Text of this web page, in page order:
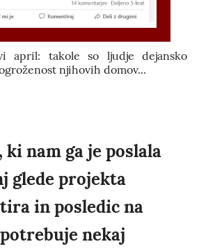
april: takole so ljudje dejansko
njihovih domov...
ki nam ga je poslala
glede projekta
in posledic na
nekaj